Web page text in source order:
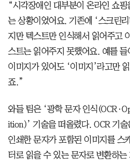
“시각장애인 대부분이 온라인 쇼
는 상황이었어요. 기존에 ‘스크린
지만 텍스트만 인식해서 읽어주고
스트는 읽어주지 못했어요. 예를
이미지가 있어도 ‘이미지’라고만
죠.”
와들 팀은 ‘광학 문자 인식
ition)’ 기술을 떠올렸다. OCR 기
인쇄한 문자가 포함된 이미지를 스
터로 읽을 수 있는 문자로 변환하는